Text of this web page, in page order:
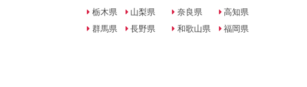
栃木県
群馬県
山梨県
長野県
奈良県
和歌山県
高知県
福岡県